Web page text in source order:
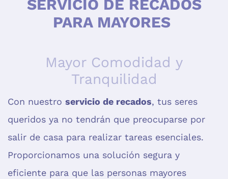
SERVICIO DE RECADOS
PARA MAYORES
Mayor Comodidad y
Tranquilidad
Con nuestro servicio de recados, tus seres
queridos ya no tendrán que preocuparse por
salir de casa para realizar tareas esenciales.
Proporcionamos una solución segura y
eficiente para que las personas mayores